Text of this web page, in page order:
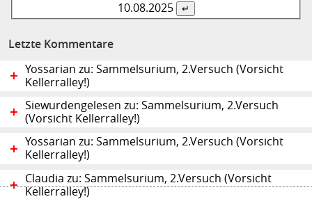
10.08.2025
Letzte Kommentare
Yossarian zu: Sammelsurium, 2.Versuch (Vorsicht
Kellerralley!)
Siewurdengelesen zu: Sammelsurium, 2.Versuch
(Vorsicht Kellerralley!)
Yossarian zu: Sammelsurium, 2.Versuch (Vorsicht
Kellerralley!)
Claudia zu: Sammelsurium, 2.Versuch (Vorsicht
Kellerralley!)